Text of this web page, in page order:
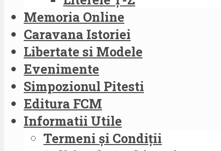
Memoria Online
Caravana Istoriei
Libertate si Modele
Evenimente
Simpozionul Pitesti
Editura FCM
Informatii Utile
Termeni și Condiții